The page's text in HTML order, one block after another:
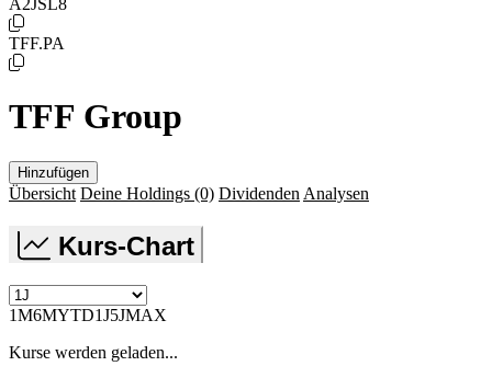
A2JSL8
TFF.PA
TFF Group
Hinzufügen
Übersicht Deine Holdings (0) Dividenden Analysen
Kurs-Chart
1M6MYTD1J5JMAX
Kurse werden geladen...